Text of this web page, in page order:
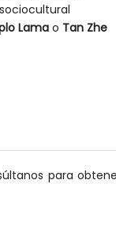
Lamao Tan Zhe
para